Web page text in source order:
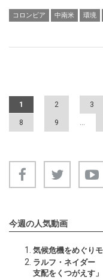
コロンビア 中南米 環境
Pages
1 2 3
8 9 …
今週の人気動画
気候危機をめぐり
ラルフ・ネイダー
支配をくつがえす」